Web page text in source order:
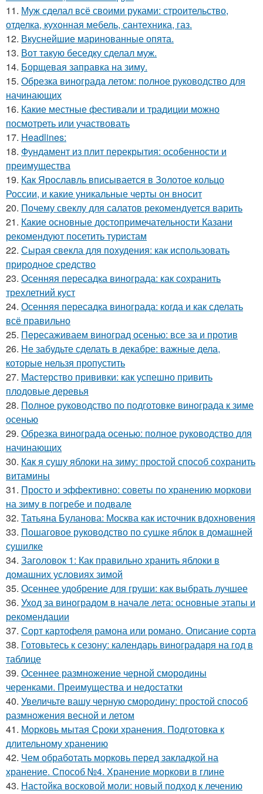
11. Муж сделал всё своими руками: строительство,
отделка, кухонная мебель, сантехника, газ.
12. Вкуснейшие маринованные опята.
13. Вот такую беседку сделал муж.
14. Борщевая заправка на зиму.
15. Обрезка винограда летом: полное руководство для
начинающих
16. Какие местные фестивали и традиции можно
посмотреть или участвовать
17. Headlines:
18. Фундамент из плит перекрытия: особенности и
преимущества
19. Как Ярославль вписывается в Золотое кольцо
России, и какие уникальные черты он вносит
20. Почему свеклу для салатов рекомендуется варить
21. Какие основные достопримечательности Казани
рекомендуют посетить туристам
22. Сырая свекла для похудения: как использовать
природное средство
23. Осенняя пересадка винограда: как сохранить
трехлетний куст
24. Осенняя пересадка винограда: когда и как сделать
всё правильно
25. Пересаживаем виноград осенью: все за и против
26. Не забудьте сделать в декабре: важные дела,
которые нельзя пропустить
27. Мастерство прививки: как успешно привить
плодовые деревья
28. Полное руководство по подготовке винограда к зиме
осенью
29. Обрезка винограда осенью: полное руководство для
начинающих
30. Как я сушу яблоки на зиму: простой способ сохранить
витамины
31. Просто и эффективно: советы по хранению моркови
на зиму в погребе и подвале
32. Татьяна Буланова: Москва как источник вдохновения
33. Пошаговое руководство по сушке яблок в домашней
сушилке
34. Заголовок 1: Как правильно хранить яблоки в
домашних условиях зимой
35. Осеннее удобрение для груши: как выбрать лучшее
36. Уход за виноградом в начале лета: основные этапы и
рекомендации
37. Сорт картофеля рамона или романо. Описание сорта
38. Готовьтесь к сезону: календарь виноградаря на год в
таблице
39. Осеннее размножение черной смородины
черенками. Преимущества и недостатки
40. Увеличьте вашу черную смородину: простой способ
размножения весной и летом
41. Морковь мытая Сроки хранения. Подготовка к
длительному хранению
42. Чем обработать морковь перед закладкой на
хранение. Способ №4. Хранение моркови в глине
43. Настойка восковой моли: новый подход к лечению